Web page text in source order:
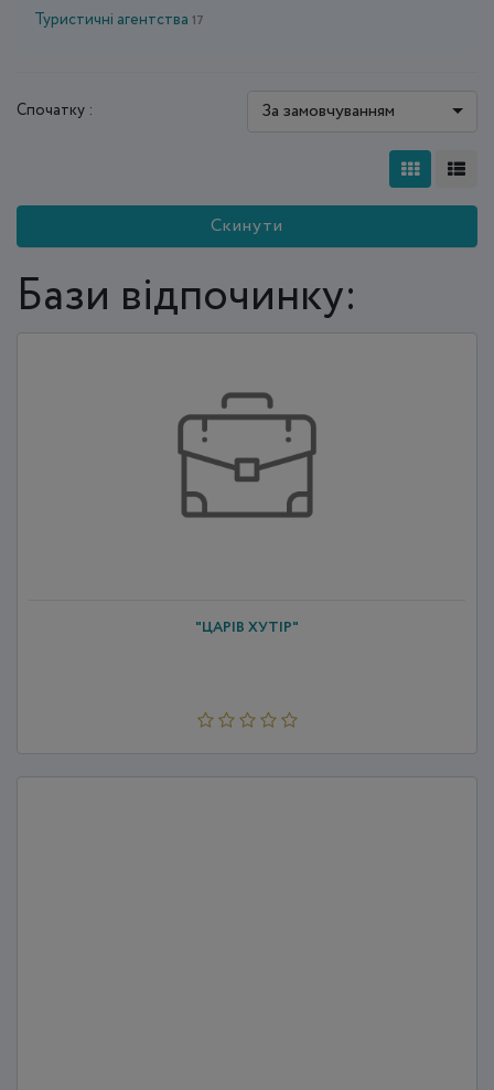
Туристичні агентства 17
Спочатку : За замовчуванням
Скинути
Бази відпочинку:
"ЦАРІВ ХУТІР"